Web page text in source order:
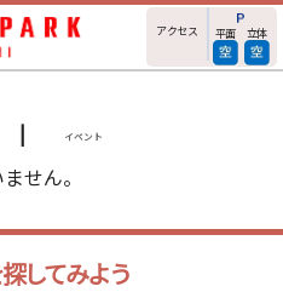
アクセス 平面 立体
| イベント
せん。
してみよう